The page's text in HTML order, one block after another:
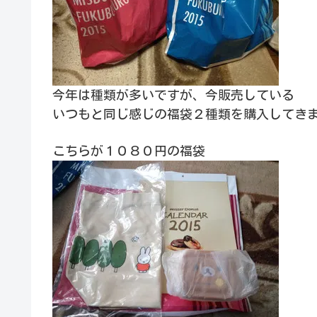
今年は種類が多いですが、今販売している
いつもと同じ感じの福袋２種類を購入してき
こちらが１０８０円の福袋